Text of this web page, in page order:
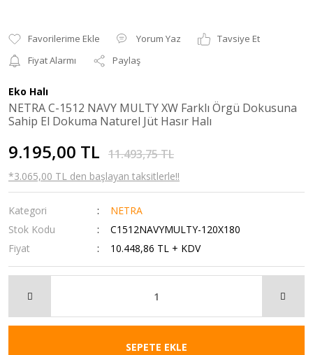
Yorum Yaz
Tavsiye Et
Fiyat Alarmı
Paylaş
Eko Halı
NETRA C-1512 NAVY MULTY XW Farklı Örgü Dokusuna
Sahip El Dokuma Naturel Jüt Hasır Halı
9.195,00 TL 11.493,75 TL
*3.065,00 TL den başlayan taksitlerle!!
Kategori
NETRA
Stok Kodu
C1512NAVYMULTY-120X180
Fiyat
10.448,86 TL + KDV
SEPETE EKLE